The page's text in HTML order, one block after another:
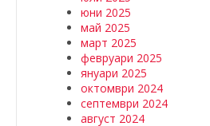
юни 2025
май 2025
март 2025
февруари 2025
януари 2025
октомври 2024
септември 2024
август 2024